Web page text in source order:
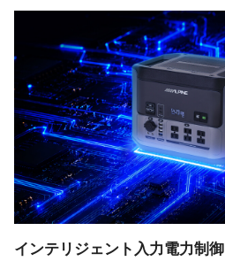
インテリジェント入力電力制御